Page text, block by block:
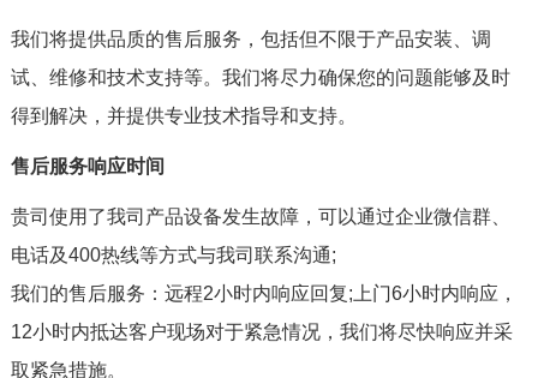
我们将提供品质的售后服务，包括但不限于产品安装、调
试、维修和技术支持等。我们将尽力确保您的问题能够及时
得到解决，并提供专业技术指导和支持。
售后服务响应时间
贵司使用了我司产品设备发生故障，可以通过企业微信群、
电话及400热线等方式与我司联系沟通;
我们的售后服务：远程2小时内响应回复;上门6小时内响应，
12小时内抵达客户现场对于紧急情况，我们将尽快响应并采
取紧急措施。